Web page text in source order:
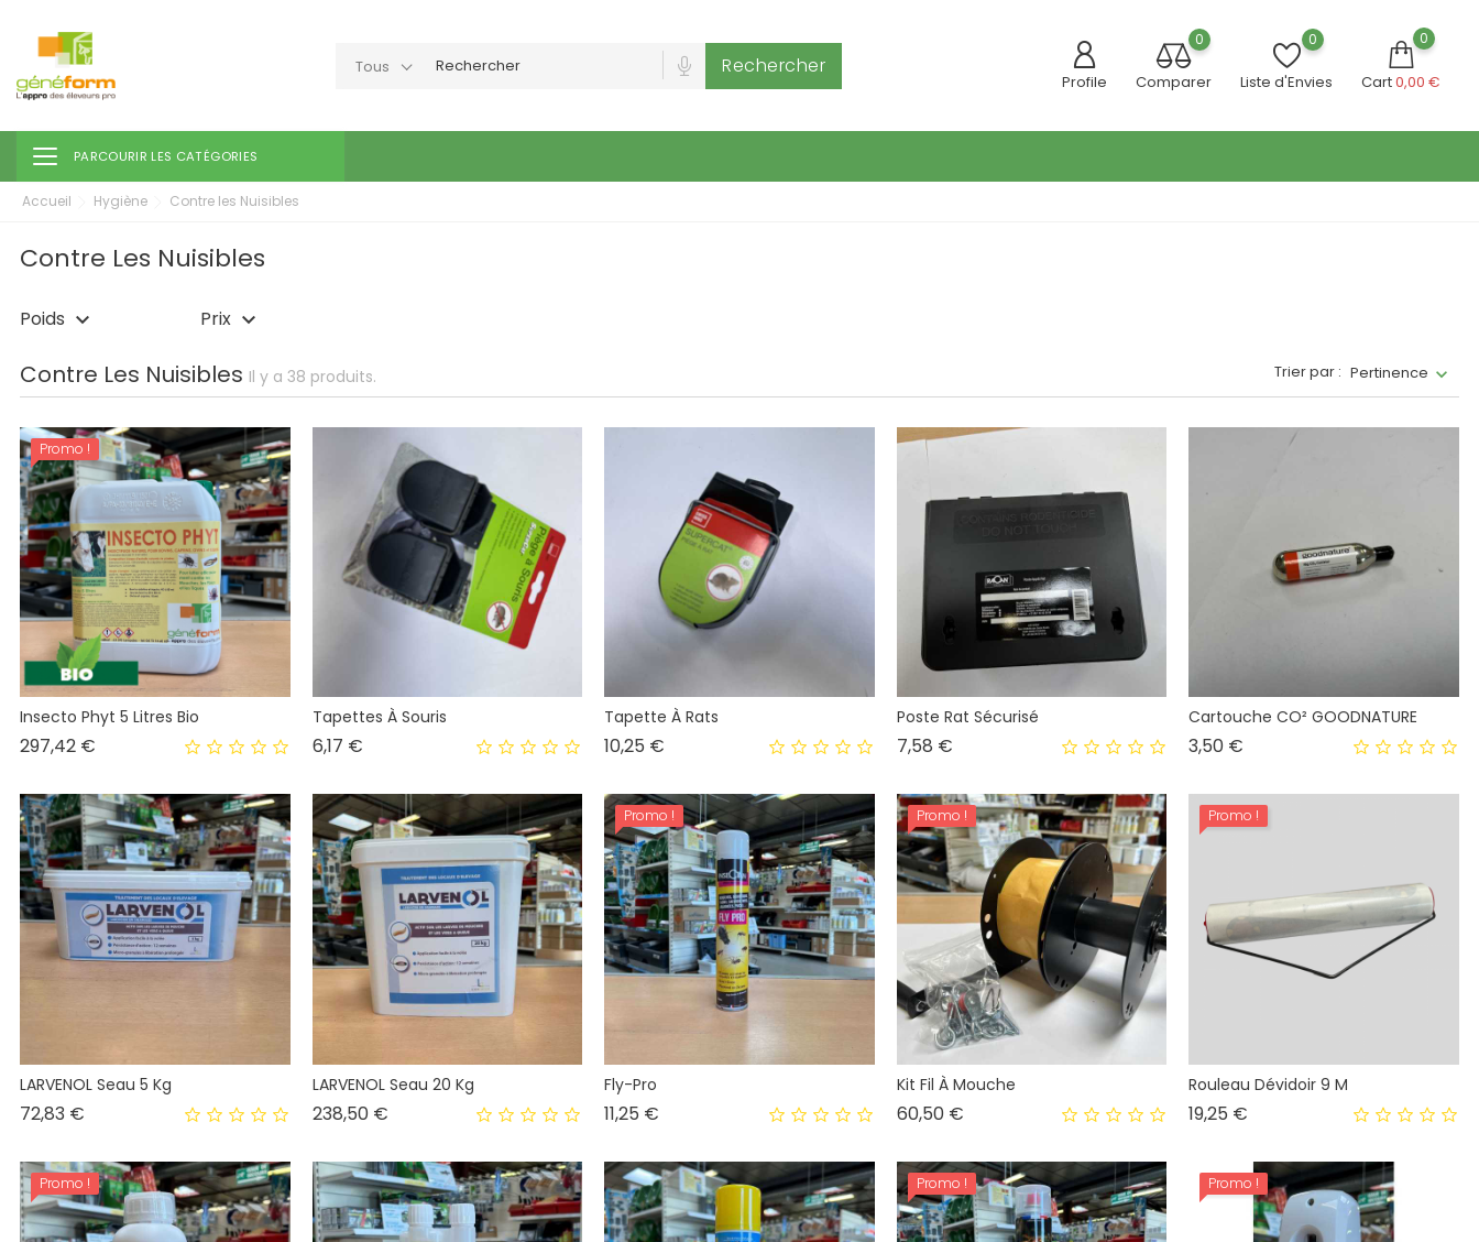
Tous Rechercher
Profile
0
Comparer
0
Liste d'Envies
0
Cart0,00 €
Toggle navigation
PARCOURIR LES CATÉGORIES
Accueil Hygiène Contre les Nuisibles
Contre Les Nuisibles
Poids keyboard_arrow_down Prix keyboard_arrow_down
Contre Les Nuisibles Il y a 38 produits. Trier par : Pertinence
Promo !
Insecto Phyt 5 Litres Bio
297,42 €
Tapettes À Souris
6,17 €Prix
Tapette À Rats
10,25 €
Poste Rat Sécurisé
7,58 €Prix
Cartouche CO² GOODNATURE
3,50 €
LARVENOL Seau 5 Kg
72,83 €
LARVENOL Seau 20 Kg
238,50 €Prix
Promo !
Fly-Pro
11,25 €
Promo !
Kit Fil À Mouche
60,50 €Prix
Promo !
Rouleau Dévidoir 9 M
19,25 €
Promo ! Promo ! Promo !